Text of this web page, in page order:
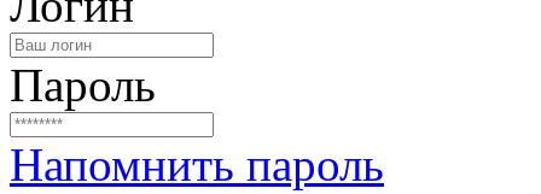
Пароль
Напомнить пароль